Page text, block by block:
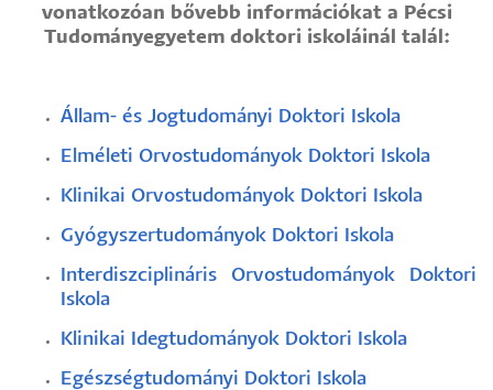
vonatkozóan bővebb információkat a Pécsi
Tudományegyetem doktori iskoláinál talál:
Állam- és Jogtudományi Doktori Iskola
Elméleti Orvostudományok Doktori Iskola
Klinikai Orvostudományok Doktori Iskola
Gyógyszertudományok Doktori Iskola
Interdiszciplináris Orvostudományok Doktori
Iskola
Klinikai Idegtudományok Doktori Iskola
Egészségtudományi Doktori Iskola